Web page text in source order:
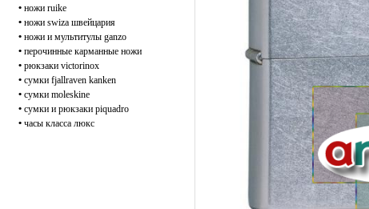
• ножи ruike
• ножи swiza швейцария
• ножи и мультитулы ganzo
• перочинные карманные ножи
• рюкзаки victorinox
• сумки fjallraven kanken
• сумки moleskine
• сумки и рюкзаки piquadro
• часы класса люкс